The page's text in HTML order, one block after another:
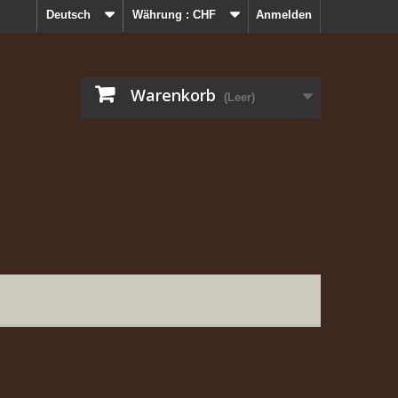
Anmelden
Währung : CHF
Deutsch
Warenkorb (Leer)